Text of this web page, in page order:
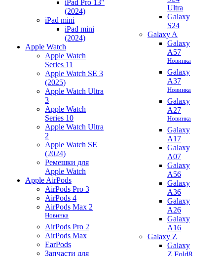
iPad Pro 13"
(2024)
iPad mini
iPad mini
(2024)
Apple Watch
Apple Watch
Series 11
Apple Watch SE 3
(2025)
Apple Watch Ultra
3
Apple Watch
Series 10
Apple Watch Ultra
2
Apple Watch SE
(2024)
Ремешки для
Apple Watch
Apple AirPods
AirPods Pro 3
AirPods 4
AirPods Max 2
Новинка
AirPods Pro 2
AirPods Max
EarPods
Запчасти для
Ultra
Galaxy
S24
Galaxy A
Galaxy
A57
Новинка
Galaxy
A37
Новинка
Galaxy
A27
Новинка
Galaxy
A17
Galaxy
A07
Galaxy
A56
Galaxy
A36
Galaxy
A26
Galaxy
A16
Galaxy Z
Galaxy
Z Fold8